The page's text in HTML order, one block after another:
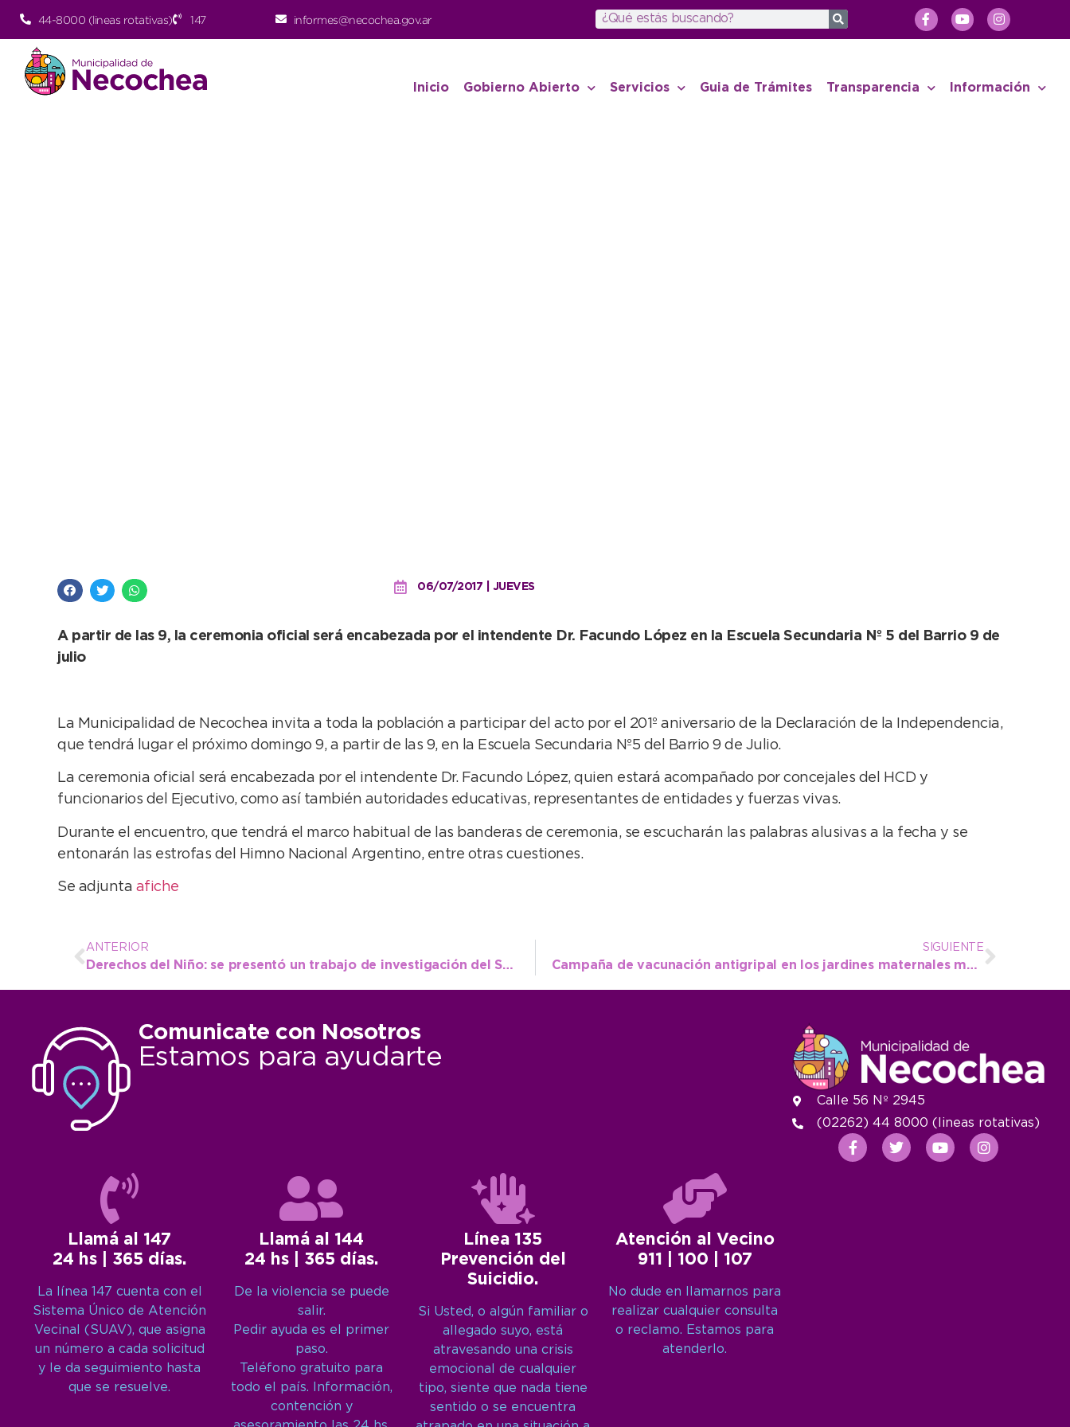
44-8000 (lineas rotativas) 147 informes@necochea.gov.ar
Inicio Gobierno Abierto Servicios Guia de Trámites Transparencia Información
06/07/2017 | JUEVES
A partir de las 9, la ceremonia oficial será encabezada por el intendente Dr. Facundo López en la Escuela Secundaria Nº 5 del Barrio 9 de
julio
La Municipalidad de Necochea invita a toda la población a participar del acto por el 201º aniversario de la Declaración de la Independencia,
que tendrá lugar el próximo domingo 9, a partir de las 9, en la Escuela Secundaria Nº5 del Barrio 9 de Julio.
La ceremonia oficial será encabezada por el intendente Dr. Facundo López, quien estará acompañado por concejales del HCD y
funcionarios del Ejecutivo, como así también autoridades educativas, representantes de entidades y fuerzas vivas.
Durante el encuentro, que tendrá el marco habitual de las banderas de ceremonia, se escucharán las palabras alusivas a la fecha y se
entonarán las estrofas del Himno Nacional Argentino, entre otras cuestiones.
Se adjunta afiche
ANTERIOR
Derechos del Niño: se presentó un trabajo de investigación del Servicio Local
SIGUIENTE
Campaña de vacunación antigripal en los jardines maternales municipales
Comunicate con Nosotros
Estamos para ayudarte
Llamá al 147
24 hs | 365 días.
La línea 147 cuenta con el
Sistema Único de Atención
Vecinal (SUAV), que asigna
un número a cada solicitud
y le da seguimiento hasta
que se resuelve.
Llamá al 144
24 hs | 365 días.
De la violencia se puede
salir.
Pedir ayuda es el primer
paso.
Teléfono gratuito para
todo el país. Información,
contención y
Línea 135
Prevención del
Suicidio.
Si Usted, o algún familiar o
allegado suyo, está
atravesando una crisis
emocional de cualquier
tipo, siente que nada tiene
sentido o se encuentra
Atención al Vecino
911 | 100 | 107
No dude en llamarnos para
realizar cualquier consulta
o reclamo. Estamos para
atenderlo.
Calle 56 Nº 2945
(02262) 44 8000 (lineas rotativas)